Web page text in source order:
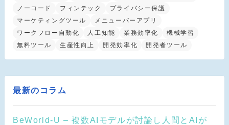
ノーコード
フィンテック
プライバシー保護
マーケティングツール
メニューバーアプリ
ワークフロー自動化
人工知能 業務効率化
機械学習
無料ツール
生産性向上 開発効率化 開発者ツール
最新のコラム
BeWorld-U – 複数AIモデルが討論し人間とAIが